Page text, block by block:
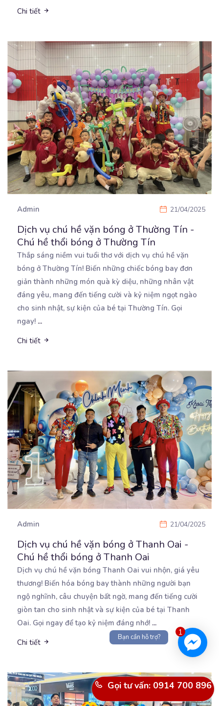
Chi tiết
Admin 21/04/2025
Dịch vụ chú hề vặn bóng ở Thường Tín -
Chú hề thổi bóng ở Thường Tín
Thắp sáng niềm vui tuổi thơ với dịch vụ chú hề vặn
bóng ở Thường Tín! Biến những chiếc bóng bay đơn
giản thành những món quà kỳ diệu, những nhân vật
đáng yêu, mang đến tiếng cười và kỷ niệm ngọt ngào
cho sinh nhật, sự kiện của bé tại Thường Tín. Gọi
ngay! ...
Chi tiết
Admin 21/04/2025
Dịch vụ chú hề vặn bóng ở Thanh Oai -
Chú hề thổi bóng ở Thanh Oai
Dịch vụ chú hề vặn bóng Thanh Oai vui nhộn, giá yêu
thương! Biến hóa bóng bay thành những người bạn
ngộ nghĩnh, câu chuyện bất ngờ, mang đến tiếng cười
giòn tan cho sinh nhật và sự kiện của bé tại Thanh
Oai. Gọi ngay để tạo kỷ niệm đáng nhớ! ...
Chi tiết
Gọi tư vấn: 0914 700 896
1
Bạn cần hỗ trợ?